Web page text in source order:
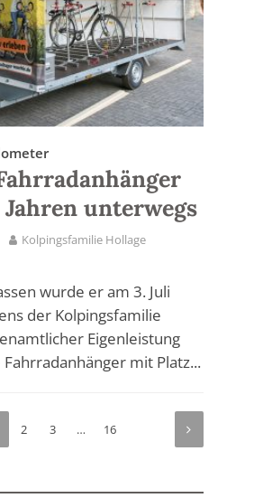
unterwegs
Kolpingsfamilie Hollage
wurde er am 3. Juli
der Kolpingsfamilie
Eigenleistung
mit Platz...
2 3 … 16